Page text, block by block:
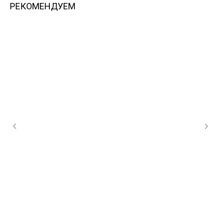
РЕКОМЕНДУЕМ